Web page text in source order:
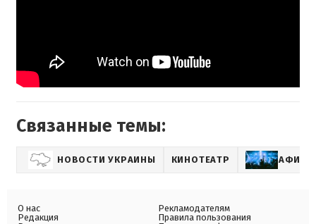
Связанные темы:
НОВОСТИ УКРАИНЫ КИНОТЕАТР АФИША
О нас
Редакция
Рекламодателям
Правила пользования